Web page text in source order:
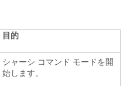
目的
シャーシ コマンド モードを開
始します。